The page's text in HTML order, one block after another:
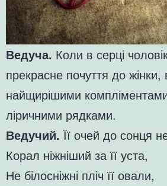
Ведуча. Коли в серці
прекрасне почуття до жінки,
найщирішими
ліричними рядками.
Ведучий. Її очей до сонця
Корал ніжніший за її уста,
Не білосніжні пліч її овали,